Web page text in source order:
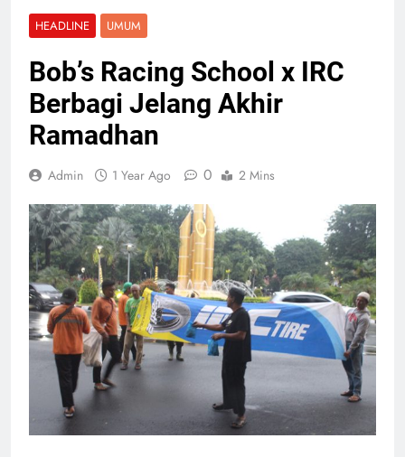
HEADLINE UMUM
Bob’s Racing School x IRC
Berbagi Jelang Akhir
Ramadhan
Admin 1 Year Ago 0 2 Mins